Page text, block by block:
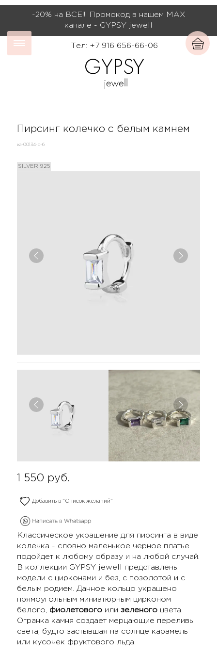
-20% на ВСЕ!!! Промокод в нашем МАХ
канале - GYPSY jewell
Тел: +7 916 656-66-06
Пирсинг колечко с белым камнем
ка-00134-с-б
SILVER 925
1 550 руб.
Добавить в "Список желаний"
Классическое украшение для пирсинга в виде
колечка - словно маленькое черное платье
подойдет к любому образу и на любой случай.
В коллекции GYPSY jewell представлены
модели с цирконами и без, с позолотой и с
белым родием. Данное кольцо украшено
прямоугольным миниатюрным цирконом
белого, фиолетового или зеленого цвета.
Огранка камня создает мерцающие переливы
света, будто застывшая на солнце карамель
или кусочек фруктового льда.